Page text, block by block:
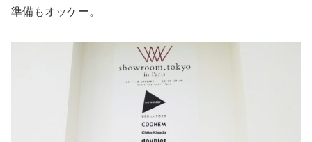
準備もオッケー。